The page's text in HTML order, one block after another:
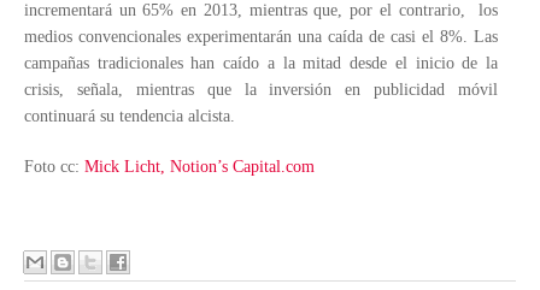
incrementará un 65% en 2013, mientras que, por el contrario, los
medios convencionales experimentarán una caída de casi el 8%. Las
campañas tradicionales han caído a la mitad desde el inicio de la
crisis, señala, mientras que la inversión en publicidad móvil
continuará su tendencia alcista.
Foto cc: Mick Licht, Notion’s Capital.com